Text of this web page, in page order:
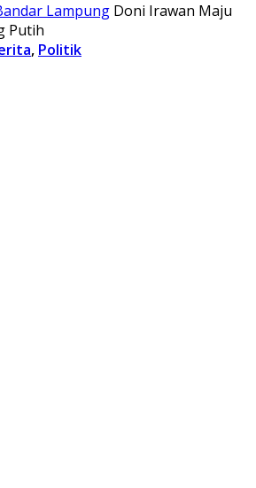
Lampung Doni Irawan Maju
Putih
, Politik